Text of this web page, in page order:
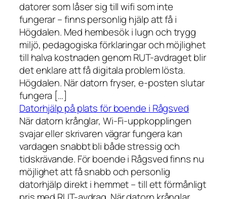
datorer som låser sig till wifi som inte
fungerar – finns personlig hjälp att få i
Högdalen. Med hembesök i lugn och trygg
miljö, pedagogiska förklaringar och möjlighet
till halva kostnaden genom RUT-avdraget blir
det enklare att få digitala problem lösta.
Högdalen. När datorn fryser, e-posten slutar
fungera […]
Datorhjälp på plats för boende i Rågsved
När datorn krånglar, Wi-Fi-uppkopplingen
svajar eller skrivaren vägrar fungera kan
vardagen snabbt bli både stressig och
tidskrävande. För boende i Rågsved finns nu
möjlighet att få snabb och personlig
datorhjälp direkt i hemmet – till ett förmånligt